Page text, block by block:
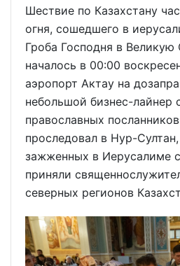
Шествие по Казахстану
огня, сошедшего в
Гроба Господня в Великую
началось в 00:00
аэропорт Актау на
небольшой бизнес-лайнер
православных
проследовал в Нур-Султан,
зажженных в Иерусалиме
приняли
северных регионов